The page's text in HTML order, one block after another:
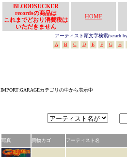
BLOODSUCKER
recordsの商品は
これまでどおり消費税は
いただきません
HOME
アーティスト頭文字検索(serach
A
B C D E F G H
IMPORT:GARAGEカテゴリの中から表示中
写真 買物カゴ アーティスト名